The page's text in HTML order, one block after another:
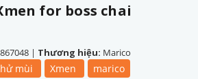
for boss chai
| Thương hiệu: Marico
mùi Xmen marico